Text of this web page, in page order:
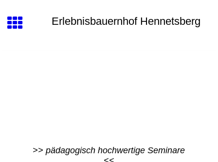
Erlebnisbauernhof Hennetsberg
>> pädagogisch hochwertige Seminare